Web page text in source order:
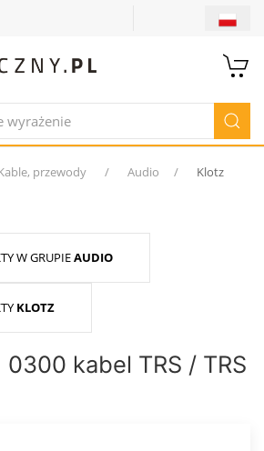
przewody Audio
Klotz
W GRUPIEAUDIO
KLOTZ
0300 kabel TRS / TRS